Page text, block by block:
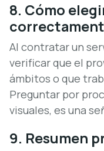
8. Cómo
Al contratar un
verificar que el
ámbitos o que
Preguntar por
visuales, es una
9. Resumen